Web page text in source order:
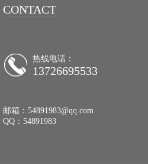
CONTACT
热线电话：
13726695533
邮箱： 54891983@qq.com
QQ：54891983